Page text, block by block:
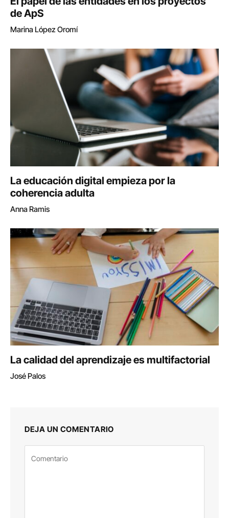
de ApS
Marina López Oromí
La educación digital empieza por la
coherencia adulta
Anna Ramis
La calidad del aprendizaje es multifactorial
José Palos
DEJA UN COMENTARIO